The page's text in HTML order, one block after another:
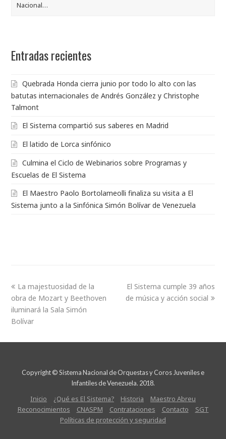
Nacional…
Entradas recientes
Quebrada Honda cierra junio por todo lo alto con las
batutas internacionales de Andrés González y Christophe
Talmont
El Sistema compartió sus saberes en Madrid
El latido de Lorca sinfónico
Culmina el Ciclo de Webinarios sobre Programas y
Escuelas de El Sistema
El Maestro Paolo Bortolameolli finaliza su visita a El
Sistema junto a la Sinfónica Simón Bolívar de Venezuela
La majestuosidad de la
obra de Mozart y Beethoven
iluminará la Sala Simón
Bolívar
El Sistema cumple 39 años
de música y acción social
Copyright © Sistema Nacional de Orquestas y Coros Juveniles e
Infantiles de Venezuela. 2018.
Inicio ¿Qué es El Sistema? Historia
Maestro Abreu
Reconocimientos
CNASPM Contrataciones Contacto
SGT
Políticas de protección y seguridad